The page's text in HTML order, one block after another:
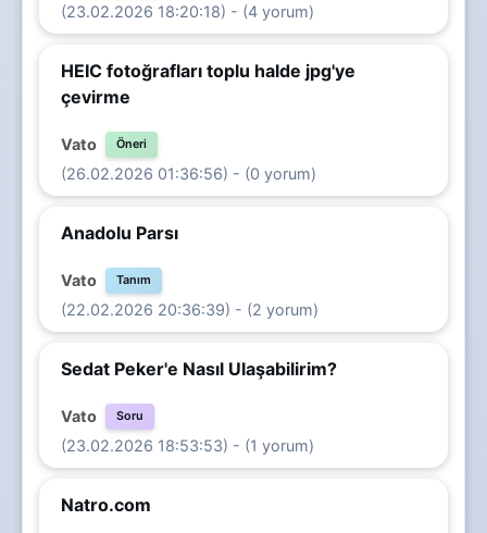
(23.02.2026 18:20:18) - (4 yorum)
HEIC fotoğrafları toplu halde jpg'ye
çevirme
Vato Öneri
(26.02.2026 01:36:56) - (0 yorum)
Anadolu Parsı
Vato Tanım
(22.02.2026 20:36:39) - (2 yorum)
Sedat Peker'e Nasıl Ulaşabilirim?
Vato Soru
(23.02.2026 18:53:53) - (1 yorum)
Natro.com